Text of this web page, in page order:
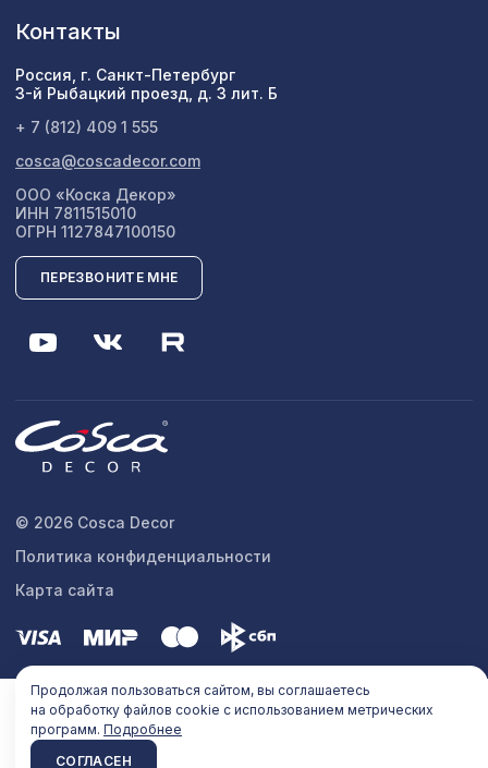
Контакты
Россия, г. Санкт-Петербург
3-й Рыбацкий проезд, д. 3 лит. Б
+ 7 (812) 409 1 555
cosca@coscadecor.com
ООО «Коска Декор»
ИНН 7811515010
ОГРН 1127847100150
ПЕРЕЗВОНИТЕ МНЕ
© 2026 Cosca Decor
Политика конфиденциальности
Карта сайта
Продолжая пользоваться сайтом, вы соглашаетесь
на обработку файлов cookie с использованием метрических
программ. Подробнее
СОГЛАСЕН